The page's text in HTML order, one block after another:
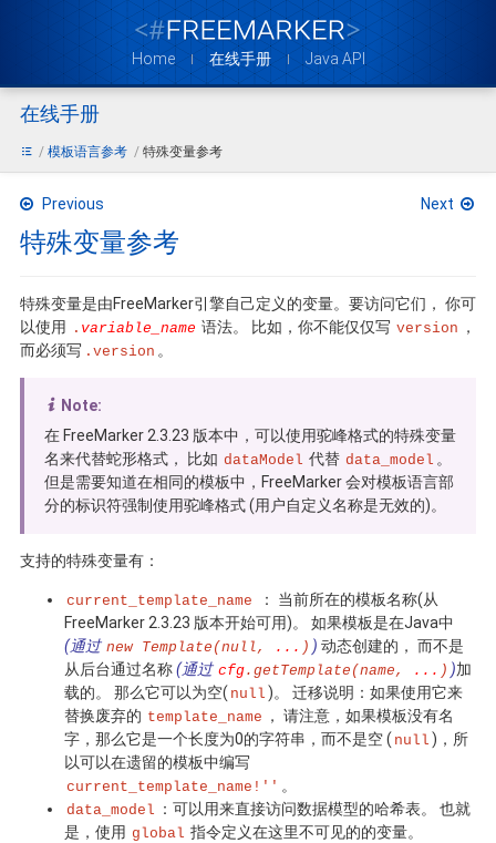
Home 在线手册 Java API
在线手册
模板语言参考 特殊变量参考
Previous Next
特殊变量参考
特殊变量是由FreeMarker引擎自己定义的变量。要访问它们， 你可
以使用
. variable_name 语法。 比如，你不能仅仅写 version ，
而必须写 .version 。
Note:
在 FreeMarker 2.3.23 版本中，可以使用驼峰格式的特殊变量
名来代替蛇形格式， 比如 dataModel 代替 data_model 。
但是需要知道在相同的模板中，FreeMarker 会对模板语言部
分的标识符强制使用驼峰格式 (用户自定义名称是无效的)。
支持的特殊变量有：
current_template_name
： 当前所在的模板名称(从
FreeMarker 2.3.23 版本开始可用)。 如果模板是在Java中
(通过 new Template(null, ... ) ) 动态创建的， 而不是
从后台通过名称(通过 cfg.getTemplate(name, ... ) )加
载的。 那么它可以为空( null )。 迁移说明：如果使用它来
替换废弃的 template_name ， 请注意，如果模板没有名
字，那么它是一个长度为0的字符串，而不是空 ( null )，所
以可以在遗留的模板中编写
current_template_name!'' 。
data_model ：可以用来直接访问数据模型的哈希表。 也就
是，使用 global 指令定义在这里不可见的的变量。